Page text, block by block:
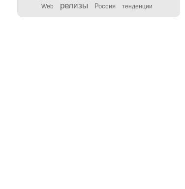
Web релизы Россия тенденции